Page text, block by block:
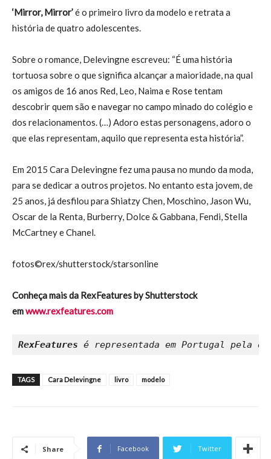
‘Mirror, Mirror’é o primeiro livro da modelo e retrata a
história de quatro adolescentes.
Sobre o romance, Delevingne escreveu: “É uma história
tortuosa sobre o que significa alcançar a maioridade, na qual
os amigos de 16 anos Red, Leo, Naima e Rose tentam
descobrir quem são e navegar no campo minado do colégio e
dos relacionamentos. (…) Adoro estas personagens, adoro o
que elas representam, aquilo que representa esta história”.
Em 2015 Cara Delevingne fez uma pausa no mundo da moda,
para se dedicar a outros projetos. No entanto esta jovem, de
25 anos, já desfilou para Shiatzy Chen, Moschino, Jason Wu,
Oscar de la Renta, Burberry, Dolce & Gabbana, Fendi, Stella
McCartney e Chanel.
fotos©rex/shutterstock/starsonline
Conheça mais da RexFeatures by Shutterstock
emwww.rexfeatures.com
RexFeatures é representada em Portugal pela
TAGS Cara Delevingne livro modelo
Share Facebook Twitter